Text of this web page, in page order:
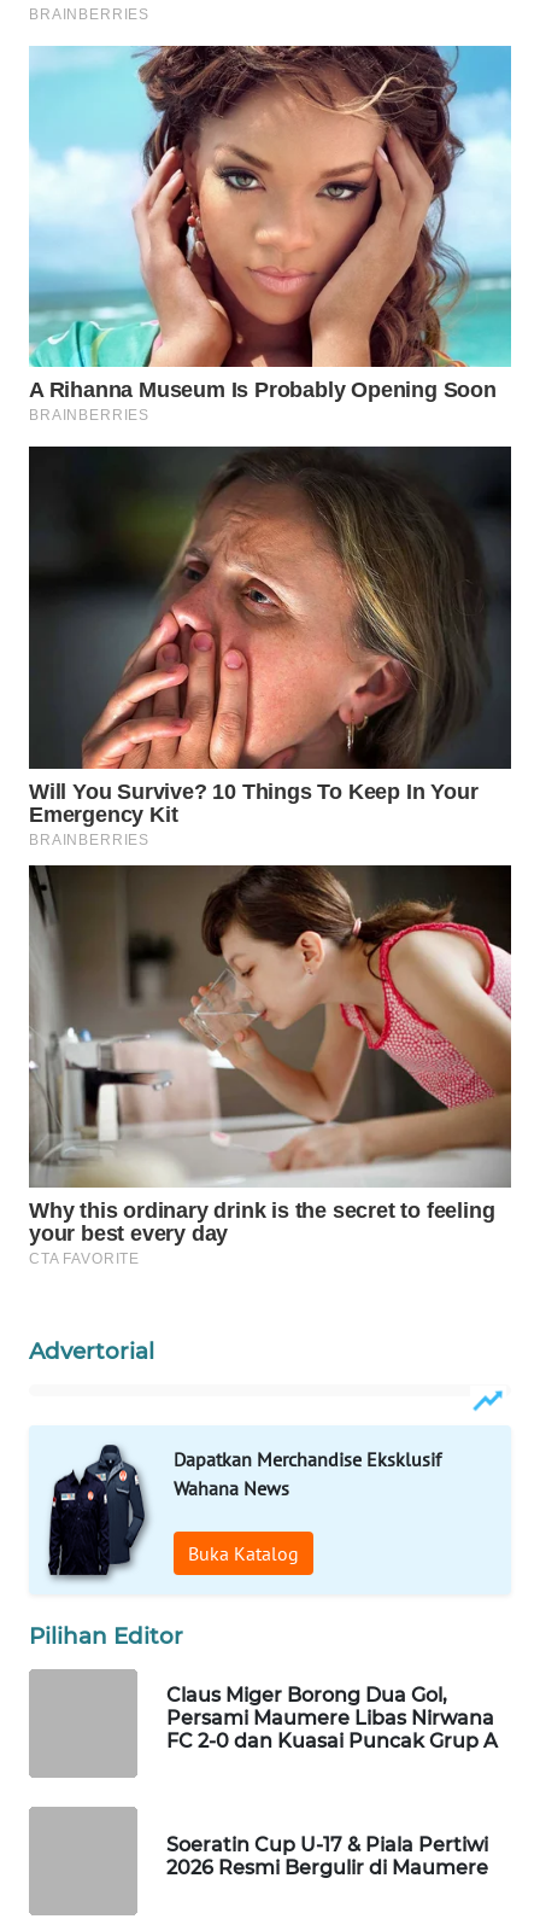
Advertorial
Dapatkan Merchandise Eksklusif
Wahana News
Buka Katalog
Pilihan Editor
Claus Miger Borong Dua Gol,
Persami Maumere Libas Nirwana
FC 2-0 dan Kuasai Puncak Grup A
Soeratin Cup U-17 & Piala Pertiwi
2026 Resmi Bergulir di Maumere
WAHANA
WAHANA
INFRASTRUKTUR
WAHANA
KONSUMEN
WAHANANEWS
ID
WAHANANEWS
CO ID
WAHANANEWS
WAHANA
UMKM
WAHANA
SELEB
WAHANA
WAHANA
WAHANA
HEALTH
WAHANA
DESA
WISATA
LAPAK
WAHANA
MASYARAKAT